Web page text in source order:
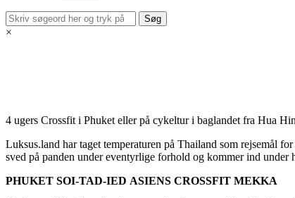
×
4 ugers Crossfit i Phuket eller på cykeltur i baglandet fra Hua
Luksus.land har taget temperaturen på Thailand som rejsemål
sved på panden under eventyrlige forhold og kommer ind
PHUKET SOI-TAD-IED ASIENS CROSSFIT MEKKA